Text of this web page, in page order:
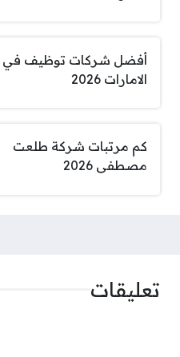
أفضل شركات توظيف في
الامارات 2026
كم مرتبات شركة طلعت
مصطفى 2026
تعليقات